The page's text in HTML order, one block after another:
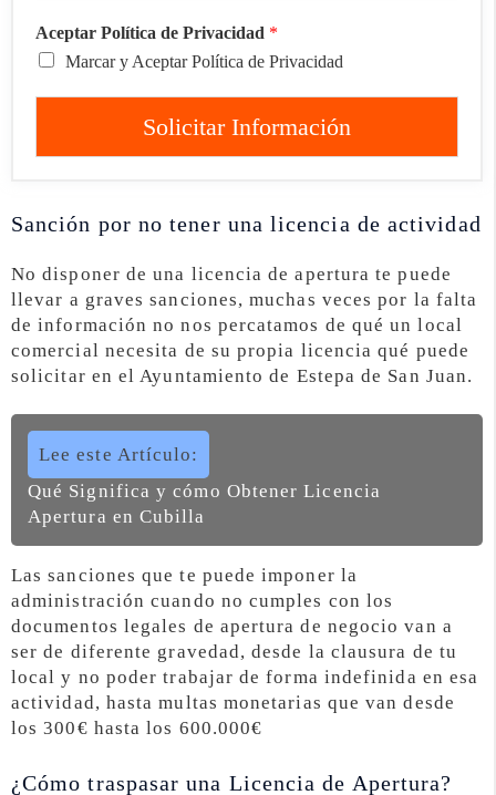
Aceptar Política de Privacidad *
Marcar y Aceptar Política de Privacidad
Solicitar Información
Sanción por no tener una licencia de actividad
No disponer de una licencia de apertura te puede
llevar a graves sanciones, muchas veces por la falta
de información no nos percatamos de qué un local
comercial necesita de su propia licencia qué puede
solicitar en el Ayuntamiento de Estepa de San Juan.
Lee este Artículo:
Qué Significa y cómo Obtener Licencia
Apertura en Cubilla
Las sanciones que te puede imponer la
administración cuando no cumples con los
documentos legales de apertura de negocio van a
ser de diferente gravedad, desde la clausura de tu
local y no poder trabajar de forma indefinida en esa
actividad, hasta multas monetarias que van desde
los 300€ hasta los 600.000€
¿Cómo traspasar una Licencia de Apertura?